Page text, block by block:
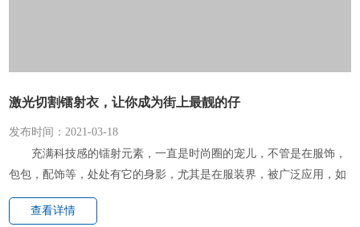
激光切割镭射衣，让你成为街上最靓的仔
发布时间：2021-03-18
充满科技感的镭射元素，一直是时尚圈的宠儿，不管是在服饰，
包包，配饰等，处处有它的身影，尤其是在服装界，被广泛应用，如
短袖或卫衣胸前、后背的镭射图案等
查看详情